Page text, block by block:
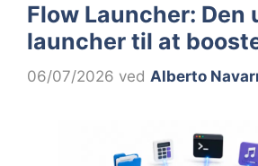
Flow Launcher: Den
launcher til at
06/07/2026 ved Alberto